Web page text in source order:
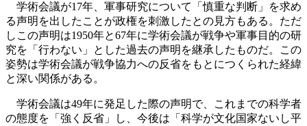
学術会議が17年、軍事研究について「慎重な判断」を求め
る声明を出したことが政権を刺激したとの見方もある。ただ
しこの声明は1950年と67年に学術会議が戦争や軍事目的の研
究を「行わない」とした過去の声明を継承したものだ。この
姿勢は学術会議が戦争協力への反省をもとにつくられた経緯
と深い関係がある。
学術会議は49年に発足した際の声明で、これまでの科学者
の態度を「強く反省」し、今後は「科学が文化国家ないし平